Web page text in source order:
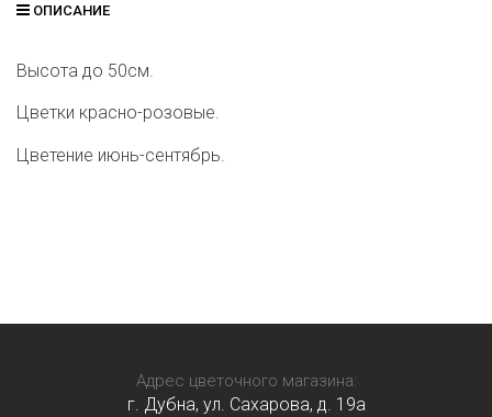
ОПИСАНИЕ
Высота до 50см.
Цветки красно-розовые.
Цветение июнь-сентябрь.
Адрес цветочного магазина:
г. Дубна, ул. Сахарова, д. 19a